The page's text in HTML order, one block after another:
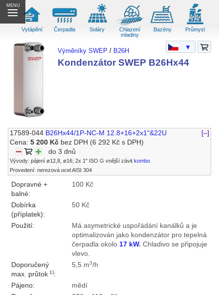
MENU
Vytápění Čerpadla Soláry
Chlazení
mladiny
Bazény Průmysl
Výměníky SWEP / B26H
Kondenzátor SWEP B26Hx44
17589-044 B26Hx44/1P-NC-M 12.8+16+2x1"&22U
[–]
Cena:5 200 Kč bez DPH (6 292 Kč s DPH)
do 3 dnů
Vývody: pájení ø12,8, ø16; 2x 1" ISO G vnější závitkombo
Provedení: nerezová ocel AISI 304
Dopravné +
balné:
100 Kč
Dobírka
(příplatek):
50 Kč
Použití:
Má asymetrické uspořádání kanálků a je
optimalizován jako kondenzátor pro tepelná
čerpadla okolo 17 kW. Chladivo se připojuje
vlevo.
Doporučený
max. průtok1):
5,5 m3/h
Pájeno:
mědí
▼